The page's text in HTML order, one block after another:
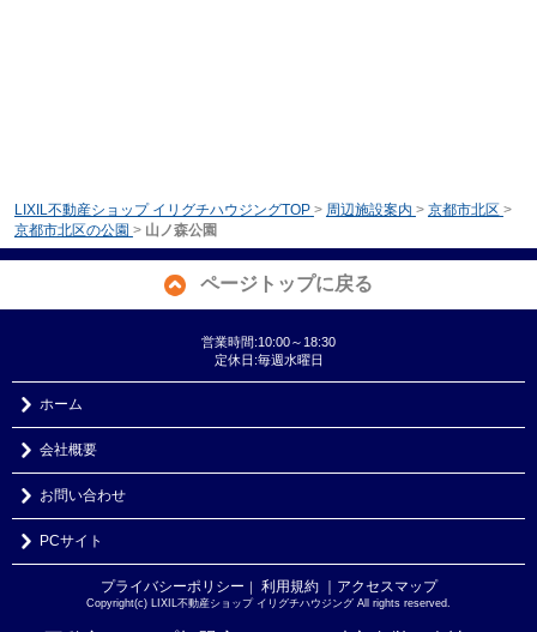
LIXIL不動産ショップ イリグチハウジングTOP > 周辺施設案内 > 京都市北区 >
京都市北区の公園 > 山ノ森公園
ページトップに戻る
営業時間:10:00～18:30
定休日:毎週水曜日
ホーム
会社概要
お問い合わせ
PCサイト
プライバシーポリシー ｜ 利用規約 ｜アクセスマップ
Copyright(c) LIXIL不動産ショップ イリグチハウジング All rights reserved.